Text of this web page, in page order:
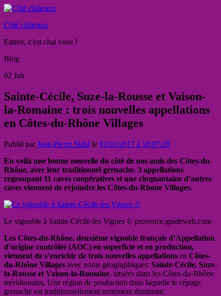
Côté châteaux
Entrez, c'est chai vous !
Blog
02 Jan
Sainte-Cécile, Suze-la-Rousse et Vaison-
la-Romaine : trois nouvelles appellations
en Côtes-du-Rhône Villages
Publié parJean-Pierre Stahl le 02/01/2017 à 18:07:20
En voilà une bonne nouvelle du côté de nos amis des Côtes-du-
Rhône, avec leur traditionnel grenache. 3 appellations
regroupant 11 caves coopératives et une cinquantaine d’autres
caves viennent de rejoindre les Côtes-du-Rhone Villages.
Le vignoble à Sainte-Cécile-les Vignes © provence.guideweb.com
Les Côtes-du-Rhône, deuxième vignoble français d’Appellation
d’origine contrôlée (AOC) en superficie et en production,
viennent de s’enrichir de trois nouvelles appellations en Côtes-
du-Rhône Villages avec noms géographiques: Sainte-Cécile, Suze-
la-Rousse et Vaison-la-Romaine, situées dans les Côtes-du-Rhône
méridionales. Une région de production dans laquelle le cépage
grenache est traditionnellement nettement dominant.